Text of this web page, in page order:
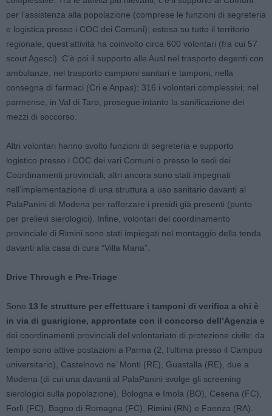
per l’assistenza alla popolazione (comprese le funzioni di segreteria
e logistica presso i COC dei Comuni); estesa su tutto il territorio
regionale, quest’attività ha coinvolto circa 600 volontari (fra cui 57
scout Agesci). C’è poi il supporto alle Ausl nel trasporto degenti con
ambulanze, nel trasporto campioni sanitari e tamponi, nella
consegna di farmaci (Cri e Anpas): 316 i volontari complessivi; nel
parmense, in Val di Taro, prosegue intanto la sanificazione dei
mezzi di soccorso.
Altri volontari hanno svolto funzioni di segreteria e supporto
logistico presso i COC dei vari Comuni o presso le sedi dei
Coordinamenti provinciali; altri ancora sono stati impegnati
nell’implementazione di una struttura a uso sanitario davanti al
PalaPanini di Modena per rafforzare i presidi già presenti (punto
per prelievi sierologici). Infine, volontari del coordinamento
provinciale di Rimini sono stati impiegati nel montaggio della tenda
davanti alla casa di cura “Villa Maria”.
Drive Through e Pre-Triage
Sono 13 le strutture per effettuare i tamponi di verifica a chi è
in via di guarigione, approntate con il concorso dell’Agenzia e
dei coordinamenti provinciali del volontariato di protezione civile: da
tempo sono attive postazioni a Parma (2, l’ultima presso il Campus
universitario), Castelnovo ne’ Monti (RE), Guastalla (RE), due a
Modena (di cui una davanti al PalaPanini svolge gli screening
sierologici sulla popolazione), Bologna e Imola (BO), Cesena (FC),
Forlì (FC), Bagno di Romagna (FC), Rimini (RN) e Faenza (RA).